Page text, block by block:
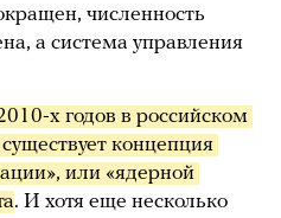
численность
а система управления
х годов в российском
концепция
или «ядерной
. И хотя еще несколько